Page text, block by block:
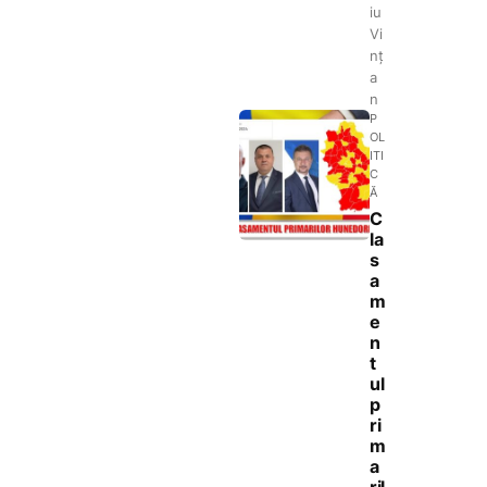
iu
Vi
nț
a
n
P
OL
ITI
C
Ă
C
la
s
a
m
e
n
t
ul
p
ri
m
a